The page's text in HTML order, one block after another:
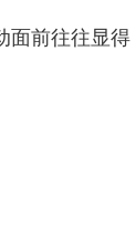
面前往往显得